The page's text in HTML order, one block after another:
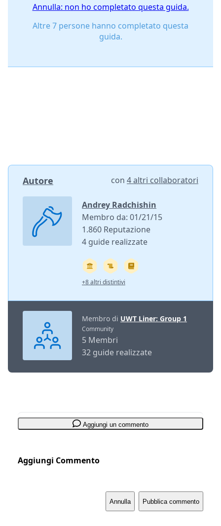
Annulla: non ho completato questa guida.
Altre 7 persone hanno completato questa
guida.
Autore con 4 altri collaboratori
Andrey Radchishin
Membro da: 01/21/15
1.860 Reputazione
4 guide realizzate
+8 altri distintivi
Membro di UWT Liner: Group 1
Community
5 Membri
32 guide realizzate
Aggiungi un commento
Aggiungi Commento
Annulla Pubblica commento